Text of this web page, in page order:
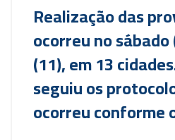
Realização das
ocorreu no
(11), em 13
seguiu os
ocorreu conforme